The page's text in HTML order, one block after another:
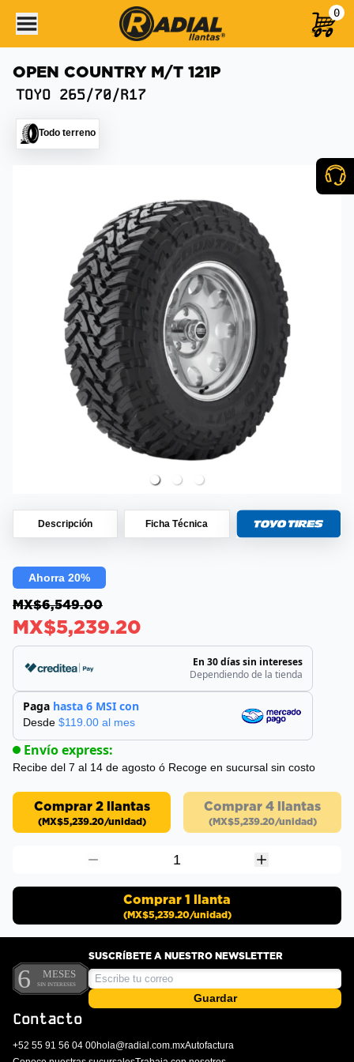
0
OPEN COUNTRY M/T 121P
TOYO 265/70/R17
Todo terreno
Descripción Ficha Técnica
Ahorra 20%
MX$6,549.00
MX$5,239.20
En 30 días sin intereses
Dependiendo de la tienda
Paga hasta 6 MSI con
Desde $119.00 al mes
Envío express:
Recibe del 7 al 14 de agosto ó Recoge en sucursal sin costo
Comprar 2 llantas
(MX$5,239.20/unidad)
Comprar 4 llantas
(MX$5,239.20/unidad)
1
Comprar 1 llanta
(MX$5,239.20/unidad)
SUSCRÍBETE A NUESTRO NEWSLETTER
Guardar
Contacto
+52 55 91 56 04 00hola@radial.com.mxAutofactura